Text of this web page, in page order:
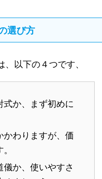
選び方
以下の４つです、
か、まず初めに
わりますが、価
か、使いやすさ